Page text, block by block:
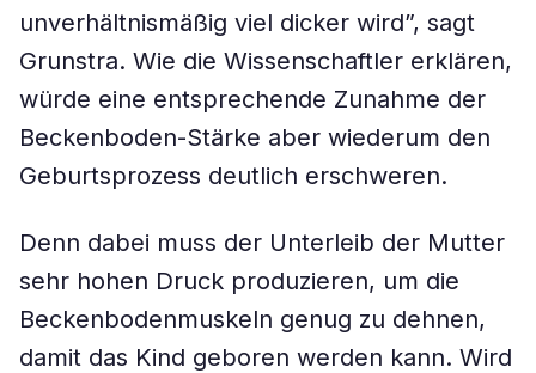
unverhältnismäßig viel dicker wird”, sagt
Grunstra. Wie die Wissenschaftler erklären,
würde eine entsprechende Zunahme der
Beckenboden-Stärke aber wiederum den
Geburtsprozess deutlich erschweren.
Denn dabei muss der Unterleib der Mutter
sehr hohen Druck produzieren, um die
Beckenbodenmuskeln genug zu dehnen,
damit das Kind geboren werden kann. Wird